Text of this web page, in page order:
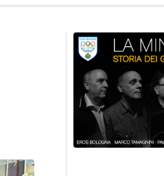
San Marino Rally